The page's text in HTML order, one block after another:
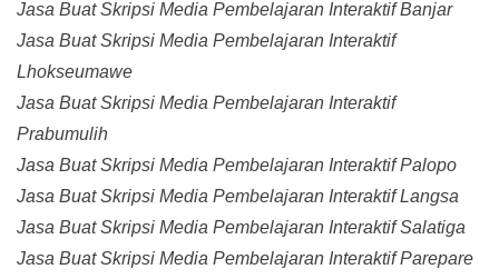
Jasa Buat Skripsi Media Pembelajaran Interaktif Banjar
Jasa Buat Skripsi Media Pembelajaran Interaktif
Lhokseumawe
Jasa Buat Skripsi Media Pembelajaran Interaktif
Prabumulih
Jasa Buat Skripsi Media Pembelajaran Interaktif Palopo
Jasa Buat Skripsi Media Pembelajaran Interaktif Langsa
Jasa Buat Skripsi Media Pembelajaran Interaktif Salatiga
Jasa Buat Skripsi Media Pembelajaran Interaktif Parepare